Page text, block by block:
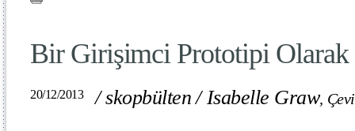
Bir Girişimci Prototipi Olarak
20/12/2013 /skopbülten /Isabelle Graw,